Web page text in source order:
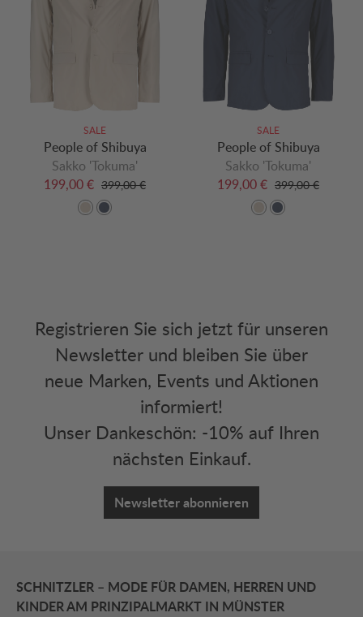
SALE
People of Shibuya
Sakko 'Tokuma'
199,00 € 399,00 €
SALE
People of Shibuya
Sakko 'Tokuma'
199,00 € 399,00 €
Registrieren Sie sich jetzt für unseren
Newsletter und bleiben Sie über
neue Marken, Events und Aktionen
informiert!
Unser Dankeschön: -10% auf Ihren
nächsten Einkauf.
Newsletter abonnieren
SCHNITZLER – MODE FÜR DAMEN, HERREN UND
KINDER AM PRINZIPALMARKT IN MÜNSTER